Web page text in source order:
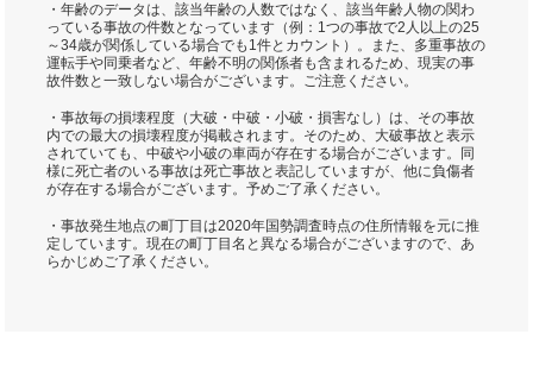
・年齢のデータは、該当年齢の人数ではなく、該当年齢人物の関わ
っている事故の件数となっています（例：1つの事故で2人以上の25
～34歳が関係している場合でも1件とカウント）。また、多重事故の
運転手や同乗者など、年齢不明の関係者も含まれるため、現実の事
故件数と一致しない場合がございます。ご注意ください。
・事故毎の損壊程度（大破・中破・小破・損害なし）は、その事故
内での最大の損壊程度が掲載されます。そのため、大破事故と表示
されていても、中破や小破の車両が存在する場合がございます。同
様に死亡者のいる事故は死亡事故と表記していますが、他に負傷者
が存在する場合がございます。予めご了承ください。
・事故発生地点の町丁目は2020年国勢調査時点の住所情報を元に推
定しています。現在の町丁目名と異なる場合がございますので、あ
らかじめご了承ください。